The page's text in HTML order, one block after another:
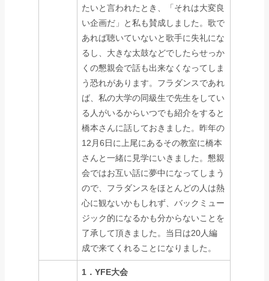
たいと言われたとき、「それは大変良
い企画だ」と私も賛成しました。歌で
あれば聴いていないと歌手に失礼にな
るし、大きな太鼓などでしたらせっか
くの懇親会で話も出来なくなってしま
う恐れがあります。フラダンスであれ
ば、私の大学の同級生で先生をしてい
る人がいるからいつでも紹介をすると
橋本さんに話しておきました。昨年の
12月6日に上尾にあるその教室に橋本
さんと一緒に見学にいきました。懇親
会ではお互い話に夢中になってしまう
ので、フラダンスをほとんどの人は熱
心に観ないかもしれず、バックミュー
ジック的になるかも分からないことを
了承して頂きました。当日は20人編
成で来てくれることになりました。
1．YFE大会